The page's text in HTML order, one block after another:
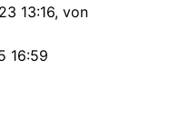
13:16, von
16:59